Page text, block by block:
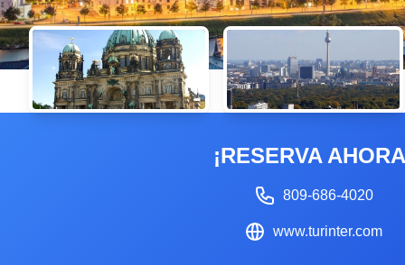
¡RESERVA
809-686-4020
www.turinter.com